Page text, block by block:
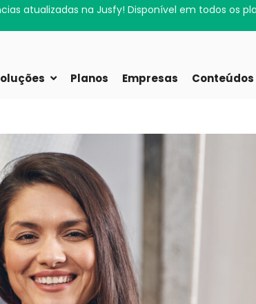
rotina jurídica agora cabe no bolso.
Planos Empresas Conteúdos